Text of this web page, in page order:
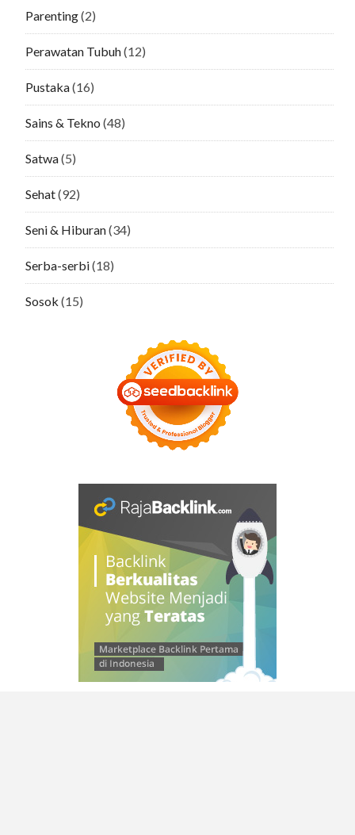
Parenting(2)
Perawatan Tubuh(12)
Pustaka(16)
Sains & Tekno (48)
Satwa(5)
Sehat(92)
Seni & Hiburan(34)
Serba-serbi(18)
Sosok (15)